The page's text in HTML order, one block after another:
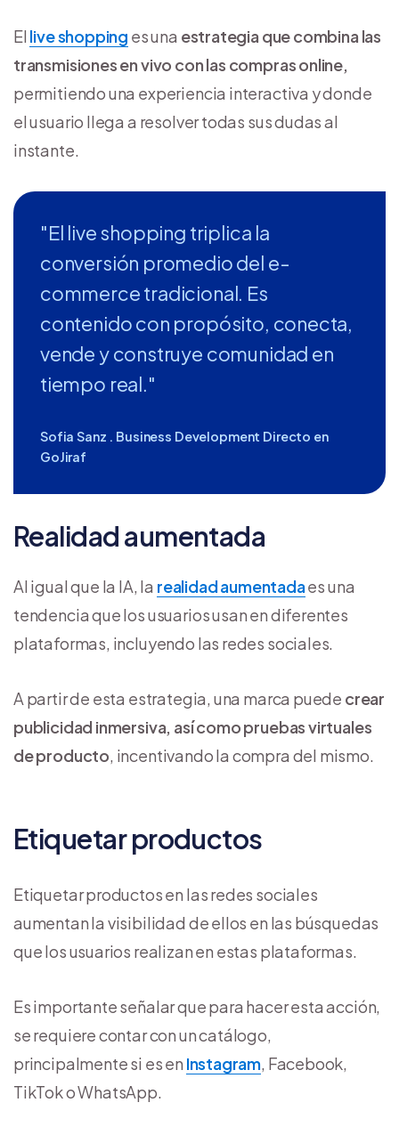
El live shopping es una estrategia que combina las
transmisiones en vivo con las compras online,
permitiendo una experiencia interactiva y donde
el usuario llega a resolver todas sus dudas al
instante.
"El live shopping triplica la
conversión promedio del e-
commerce tradicional. Es
contenido con propósito, conecta,
vende y construye comunidad en
tiempo real."
Sofia Sanz . Business Development Directo en
GoJiraf
Realidad aumentada
Al igual que la IA, la realidad aumentadaes una
tendencia que los usuarios usan en diferentes
plataformas, incluyendo las redes sociales.
A partir de esta estrategia, una marca puede crear
publicidad inmersiva, así como pruebas virtuales
de producto, incentivando la compra del mismo.
Etiquetar productos
Etiquetar productos en las redes sociales
aumentan la visibilidad de ellos en las búsquedas
que los usuarios realizan en estas plataformas.
Es importante señalar que para hacer esta acción,
se requiere contar con un catálogo,
principalmente si es en Instagram, Facebook,
TikTok o WhatsApp.